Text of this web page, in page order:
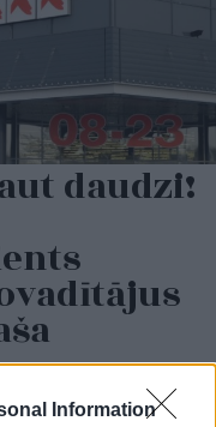
Information
daudzi!